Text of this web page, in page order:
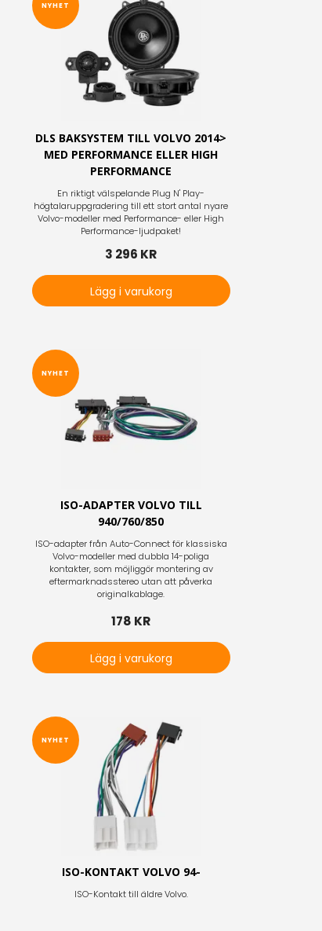
NYHET
DLS BAKSYSTEM TILL VOLVO 2014>
MED PERFORMANCE ELLER HIGH
PERFORMANCE
En riktigt välspelande Plug N' Play-
högtalaruppgradering till ett stort antal nyare
Volvo-modeller med Performance- eller High
Performance-ljudpaket!
3 296 KR
Lägg i varukorg
NYHET
ISO-ADAPTER VOLVO TILL
940/760/850
ISO-adapter från Auto-Connect för klassiska
Volvo-modeller med dubbla 14-poliga
kontakter, som möjliggör montering av
eftermarknadsstereo utan att påverka
originalkablage.
178 KR
Lägg i varukorg
NYHET
ISO-KONTAKT VOLVO 94-
ISO-Kontakt till äldre Volvo.